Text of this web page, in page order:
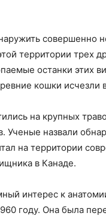
территории трех
останки этих
кошки исчезли
на крупных
Ученые назвали
на территории
в Канаде.
интерес к
году. Она была